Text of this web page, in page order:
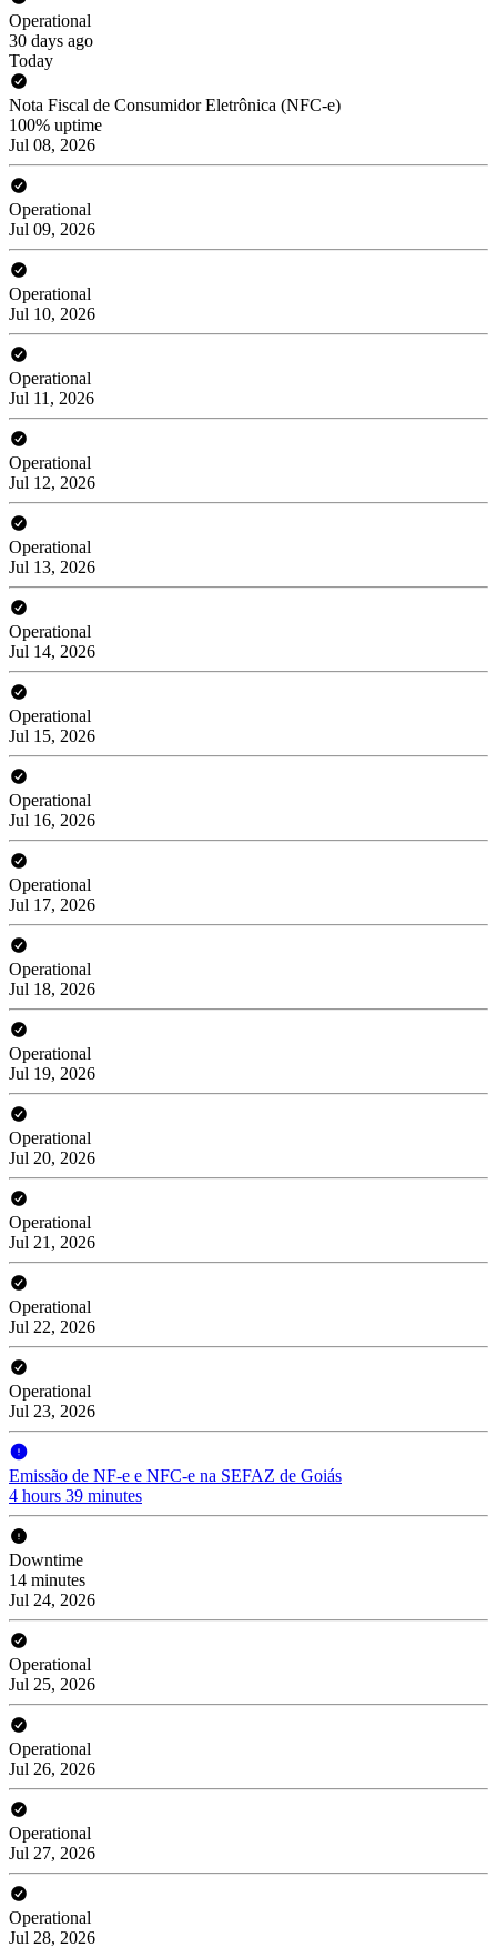
Operational
30 days ago
Today
Nota Fiscal de Consumidor Eletrônica (NFC-e)
100% uptime
Jul 08, 2026
Operational
Jul 09, 2026
Operational
Jul 10, 2026
Operational
Jul 11, 2026
Operational
Jul 12, 2026
Operational
Jul 13, 2026
Operational
Jul 14, 2026
Operational
Jul 15, 2026
Operational
Jul 16, 2026
Operational
Jul 17, 2026
Operational
Jul 18, 2026
Operational
Jul 19, 2026
Operational
Jul 20, 2026
Operational
Jul 21, 2026
Operational
Jul 22, 2026
Operational
Jul 23, 2026
Emissão de NF-e e NFC-e na SEFAZ de Goiás
4 hours 39 minutes
Downtime
14 minutes
Jul 24, 2026
Operational
Jul 25, 2026
Operational
Jul 26, 2026
Operational
Jul 27, 2026
Operational
Jul 28, 2026